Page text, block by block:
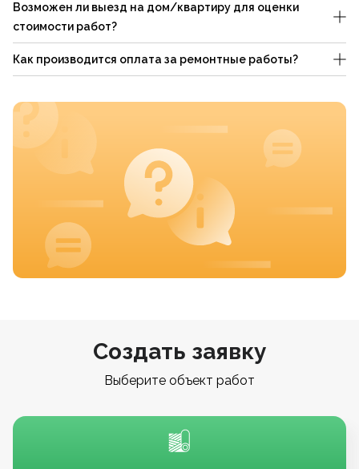
Возможен ли выезд на дом/квартиру для оценки
стоимости работ?
Как производится оплата за ремонтные работы?
Создать заявку
Выберите объект работ